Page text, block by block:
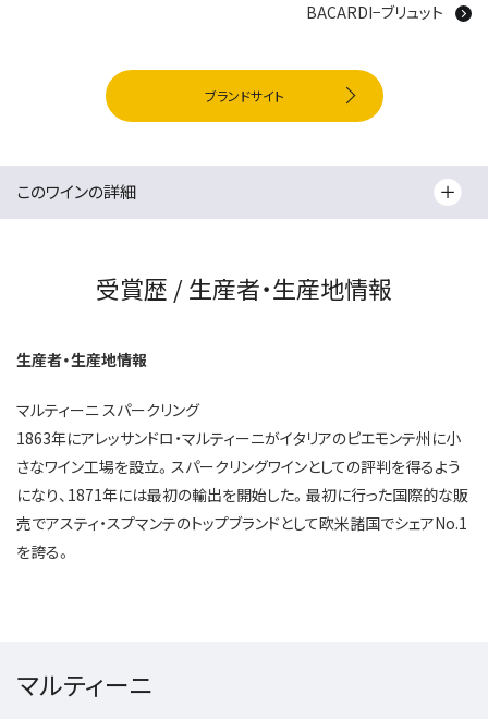
BACARDI−ブリュット
ブランドサイト
このワインの詳細
受賞歴 / 生産者・生産地情報
生産者・生産地情報
マルティーニ スパークリング
1863年にアレッサンドロ・マルティーニがイタリアのピエモンテ州に小
さなワイン工場を設立。スパークリングワインとしての評判を得るよう
になり、1871年には最初の輸出を開始した。最初に行った国際的な販
売でアスティ・スプマンテのトップブランドとして欧米諸国でシェアNo.1
を誇る。
マルティーニ